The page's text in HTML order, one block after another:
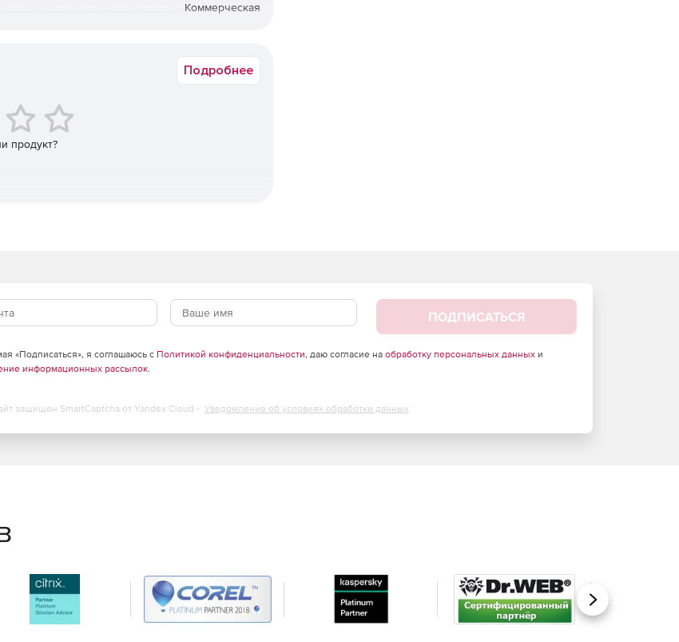
Коммерческая
Подробнее
продукт?
ПОДПИСАТЬСЯ
«Подписаться», я соглашаюсь с Политикой конфиденциальности, даю согласие на обработку персональных данныхи
информационных рассылок.
защищен SmartCaptcha от Yandex Cloud - Уведомление об условиях обработки данных
Вперед